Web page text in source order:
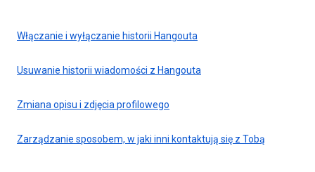
Włączanie i wyłączanie historii Hangouta
Usuwanie historii wiadomości z Hangouta
Zmiana opisu i zdjęcia profilowego
Zarządzanie sposobem, w jaki inni kontaktują się z Tobą